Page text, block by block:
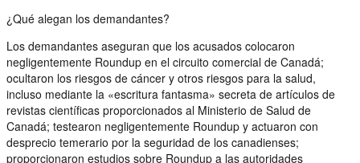
¿Qué alegan los demandantes?
Los demandantes aseguran que los acusados ​​colocaron
negligentemente Roundup en el circuito comercial de Canadá;
ocultaron los riesgos de cáncer y otros riesgos para la salud,
incluso mediante la «escritura fantasma» secreta de artículos de
revistas científicas proporcionados al Ministerio de Salud de
Canadá; testearon negligentemente Roundup y actuaron con
desprecio temerario por la seguridad de los canadienses; ​​
proporcionaron estudios sobre Roundup a las autoridades